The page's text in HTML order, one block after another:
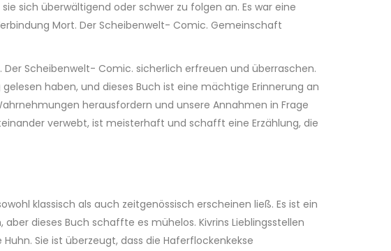
sich überwältigend oder schwer zu folgen an. Es war eine
Mort. Der Scheibenwelt- Comic. Gemeinschaft
Scheibenwelt- Comic. sicherlich erfreuen und überraschen.
haben, und dieses Buch ist eine mächtige Erinnerung an
herausfordern und unsere Annahmen in Frage
verwebt, ist meisterhaft und schafft eine Erzählung, die
klassisch als auch zeitgenössisch erscheinen ließ. Es ist ein
dieses Buch schaffte es mühelos. Kivrins Lieblingsstellen
Sie ist überzeugt, dass die Haferflockenkekse